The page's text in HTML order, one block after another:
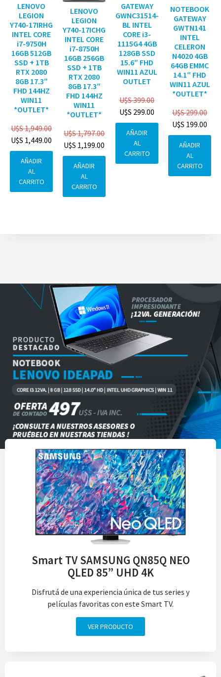
LENOVO
LEGION
Y740-17IRHG
INTEL CORE
i7-9750H
16GB 512GB
SSD + 1TB
RTX 2080
8GB 17.3″
FHD 144HZ
WIN11
*OUTLET*
U$S1,949.00
U$S 1,449.00
AÑADIR
AL
CARRITO
LENOVO
LEGION
Y740-17ICHG
INTEL CORE
i7-8750H
16GB 256GB
SSD + 1TB
RTX 2080
8GB 17.3″
FHD 144HZ
WIN11
*OUTLET*
U$S1,797.00
U$S 1,199.00
AÑADIR
AL
CARRITO
GATEWAY
GWNC31514-
BL INTEL
CORE i3-
1115G4 4GB
128GB SSD
15.6″ FHD
WIN11 AZUL
OUTLET
U$S399.00
U$S 299.00
AÑADIR
AL
CARRITO
NOTEBOOK
GATEWAY
GWTN141
INTEL
CELERON
N4020 4GB
64GB EMMC
14.1″ FHD
WIN11 AZUL
*OUTLET*
U$S299.00
U$S 199.00
AÑADIR
AL
CARRITO
Smart TV SAMSUNG QN85Q NEO
QLED 85” UHD 4K
Disfrutá de una experiencia única de tus series y
películas favoritas con este Smart TV.
VER PRODUCTO